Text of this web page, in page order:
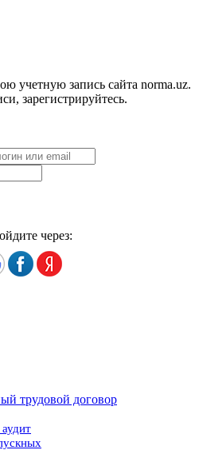
учетную запись сайта norma.uz.
зарегистрируйтесь.
через:
трудовой договор